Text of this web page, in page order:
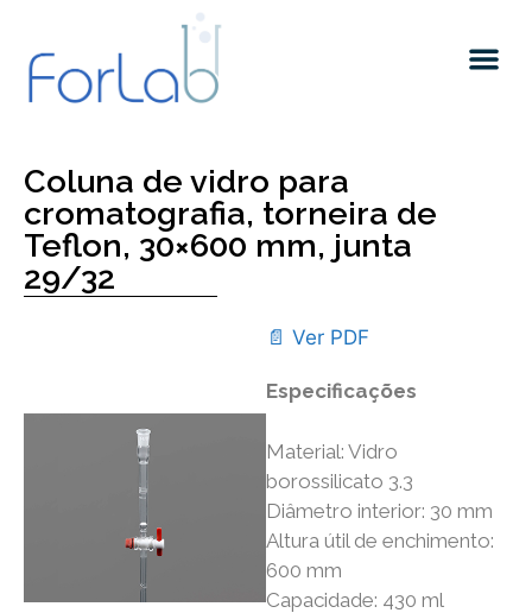
Coluna de vidro para
cromatografia, torneira de
Teflon, 30×600 mm, junta
29/32
📄 Ver PDF
Especificações
Material: Vidro
borossilicato 3.3
Diâmetro interior: 30 mm
Altura útil de enchimento:
600 mm
Capacidade: 430 ml